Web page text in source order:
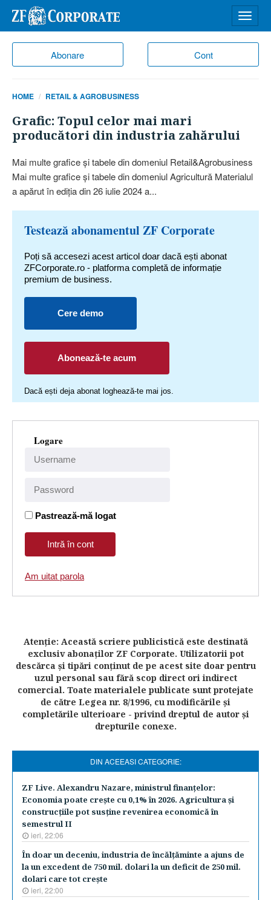
Abonare Cont
meniu
HOME RETAIL & AGROBUSINESS
Grafic: Topul celor mai mari
producători din industria zahărului
Mai multe grafice şi tabele din domeniul Retail&Agrobusiness
Mai multe grafice şi tabele din domeniul Agricultură Materialul
a apărut în ediţia din 26 iulie 2024 a...
Testează abonamentul ZF Corporate
Poți să accesezi acest articol doar dacă ești abonat
ZFCorporate.ro - platforma completă de informație
premium de business.
Cere demo
Abonează-te acum
Dacă ești deja abonat loghează-te mai jos.
Logare
Pastrează-mă logat
Am uitat parola
Atenţie: Această scriere publicistică este destinată
exclusiv abonaţilor ZF Corporate. Utilizatorii pot
descărca şi tipări conţinut de pe acest site doar pentru
uzul personal sau fără scop direct ori indirect
comercial. Toate materialele publicate sunt protejate
de către Legea nr. 8/1996, cu modificările şi
completările ulterioare - privind dreptul de autor şi
drepturile conexe.
DIN ACEEASI CATEGORIE:
ZF Live. Alexandru Nazare, ministrul finanţelor:
Economia poate creşte cu 0,1% în 2026. Agricultura şi
construcţiile pot susţine revenirea economică în
semestrul II
ieri, 22:06
În doar un deceniu, industria de încălţăminte a ajuns de
la un excedent de 750 mil. dolari la un deficit de 250 mil.
dolari care tot creşte
ieri, 22:00